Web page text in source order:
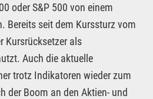
oder S&P 500 von einem
Bereits seit dem Kurssturz vom
Kursrücksetzer als
Auch die aktuelle
trotz Indikatoren wieder zum
der Boom an den Aktien- und